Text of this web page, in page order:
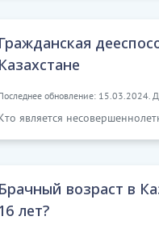
Гражданская
Казахстане
обновление: 15.03.2024.
является
Брачный возраст в
16 лет?